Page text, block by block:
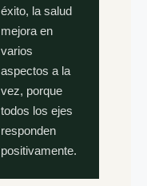
éxito, la salud
mejora en
varios
aspectos a la
vez, porque
todos los ejes
responden
positivamente.